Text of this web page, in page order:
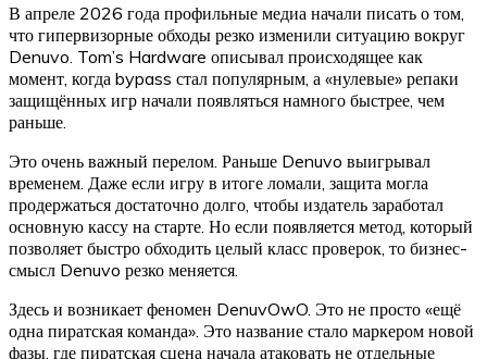
В апреле 2026 года профильные медиа начали писать о том,
что гипервизорные обходы резко изменили ситуацию вокруг
Denuvo. Tom’s Hardware описывал происходящее как
момент, когда bypass стал популярным, а «нулевые» репаки
защищённых игр начали появляться намного быстрее, чем
раньше.
Это очень важный перелом. Раньше Denuvo выигрывал
временем. Даже если игру в итоге ломали, защита могла
продержаться достаточно долго, чтобы издатель заработал
основную кассу на старте. Но если появляется метод, который
позволяет быстро обходить целый класс проверок, то бизнес-
смысл Denuvo резко меняется.
Здесь и возникает феномен DenuvOwO. Это не просто «ещё
одна пиратская команда». Это название стало маркером новой
фазы, где пиратская сцена начала атаковать не отдельные